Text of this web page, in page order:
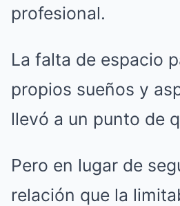
profesional.
La falta de espacio
propios sueños y
llevó a un punto de
Pero en lugar de
relación que la